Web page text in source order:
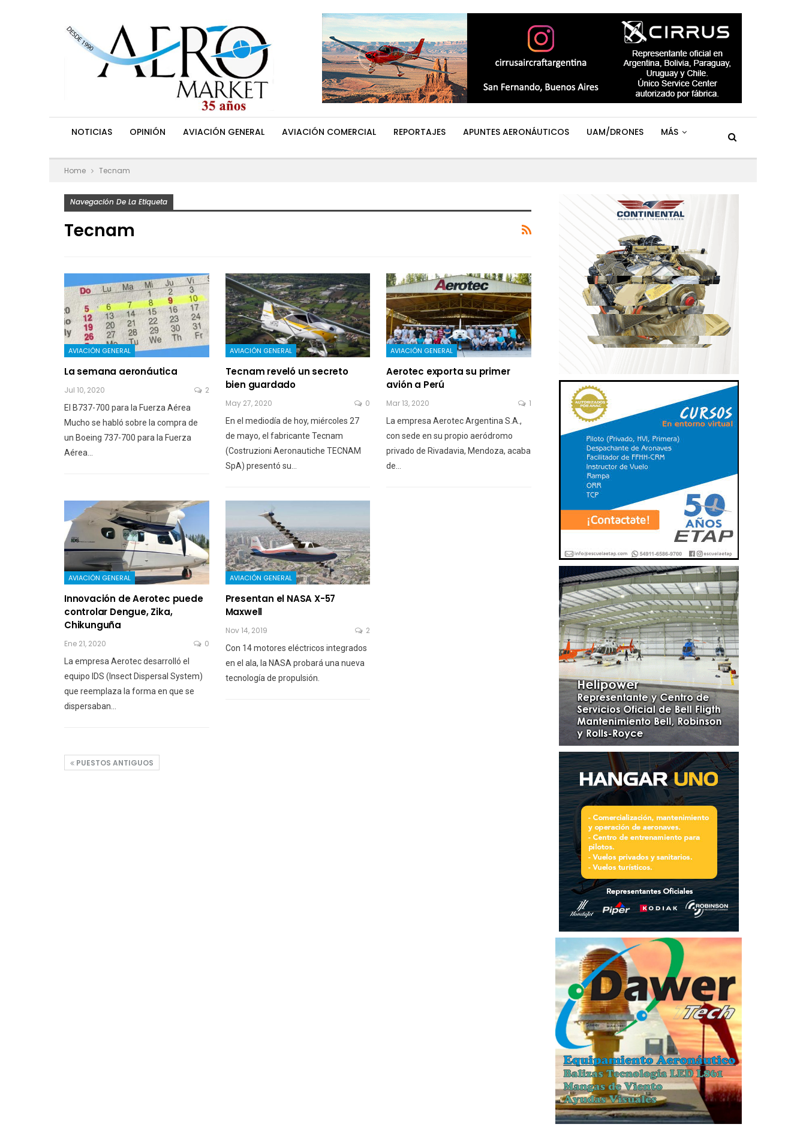
NOTICIAS OPINIÓN AVIACIÓN GENERAL AVIACIÓN COMERCIAL REPORTAJES APUNTES AERONÁUTICOS UAM/DRONES MÁS
Home Tecnam
Navegación De La Etiqueta
Tecnam
AVIACIÓN GENERAL
La semana aeronáutica
Jul 10, 2020 2
El B737-700 para la Fuerza Aérea
Mucho se habló sobre la compra de
un Boeing 737-700 para la Fuerza
Aérea…
AVIACIÓN GENERAL
Tecnam reveló un secreto
bien guardado
May 27, 2020 0
En el mediodía de hoy, miércoles 27
de mayo, el fabricante Tecnam
(Costruzioni Aeronautiche TECNAM
SpA) presentó su…
AVIACIÓN GENERAL
Aerotec exporta su primer
avión a Perú
Mar 13, 2020 1
La empresa Aerotec Argentina S.A.,
con sede en su propio aeródromo
privado de Rivadavia, Mendoza, acaba
de…
AVIACIÓN GENERAL
Innovación de Aerotec puede
controlar Dengue, Zika,
Chikunguña
Ene 21, 2020 0
La empresa Aerotec desarrolló el
equipo IDS (Insect Dispersal System)
que reemplaza la forma en que se
dispersaban…
AVIACIÓN GENERAL
Presentan el NASA X-57
Maxwell
Nov 14, 2019 2
Con 14 motores eléctricos integrados
en el ala, la NASA probará una nueva
tecnología de propulsión.
PUESTOS ANTIGUOS